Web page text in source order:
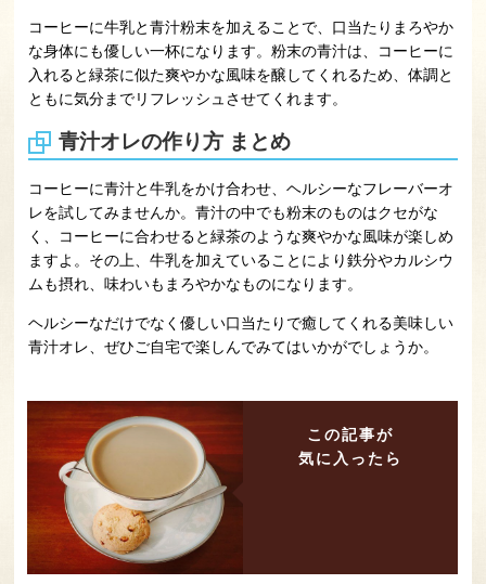
コーヒーに牛乳と青汁粉末を加えることで、口当たりまろやか
な身体にも優しい一杯になります。粉末の青汁は、コーヒーに
入れると緑茶に似た爽やかな風味を醸してくれるため、体調と
ともに気分までリフレッシュさせてくれます。
青汁オレの作り方 まとめ
コーヒーに青汁と牛乳をかけ合わせ、ヘルシーなフレーバーオ
レを試してみませんか。青汁の中でも粉末のものはクセがな
く、コーヒーに合わせると緑茶のような爽やかな風味が楽しめ
ますよ。その上、牛乳を加えていることにより鉄分やカルシウ
ムも摂れ、味わいもまろやかなものになります。
ヘルシーなだけでなく優しい口当たりで癒してくれる美味しい
青汁オレ、ぜひご自宅で楽しんでみてはいかがでしょうか。
この記事が
気に入ったら